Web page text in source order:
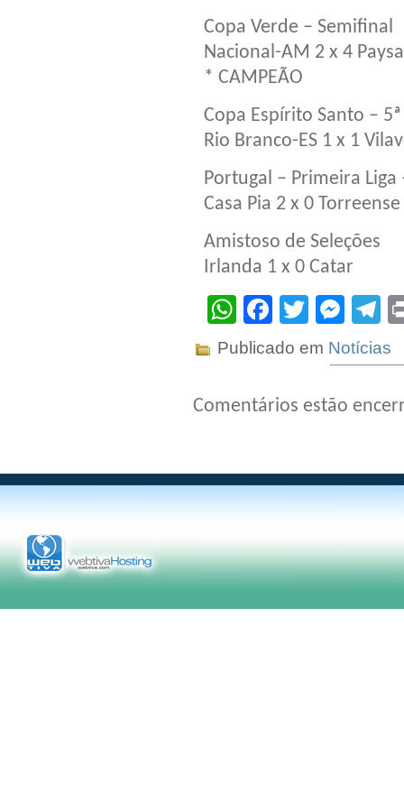
Copa Verde – Semifinal
Nacional-AM 2 x 4
* CAMPEÃO
Copa Espírito Santo –
Rio Branco-ES 1 x 1
Portugal – Primeira Liga
Casa Pia 2 x 0 Torreense
Amistoso de Seleções
Irlanda 1 x 0 Catar
WhatsApp
Facebook
Twitter
Publicado em Notícias
Comentários estão